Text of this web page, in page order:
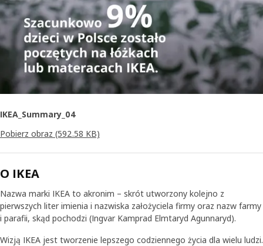
IKEA_Summary_04
Pobierz obraz (592.58 KB)
O IKEA
Nazwa marki IKEA to akronim – skrót utworzony kolejno z
pierwszych liter imienia i nazwiska założyciela firmy oraz nazw farmy
i parafii, skąd pochodzi (Ingvar Kamprad Elmtaryd Agunnaryd).
Wizją IKEA jest tworzenie lepszego codziennego życia dla wielu ludzi.